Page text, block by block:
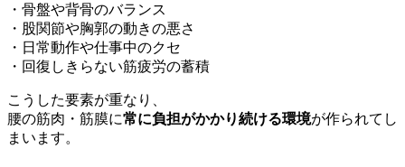
・骨盤や背骨のバランス
・股関節や胸郭の動きの悪さ
・日常動作や仕事中のクセ
・回復しきらない筋疲労の蓄積
こうした要素が重なり、
腰の筋肉・筋膜に常に負担がかかり続ける環境が作られてし
まいます。